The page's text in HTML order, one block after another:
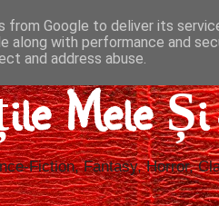
Mele
Fiction, Fantasy, Horror,
from Google to deliver its
along with performance and
and address abuse.